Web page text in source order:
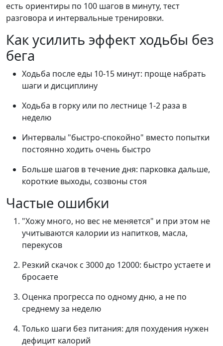
есть ориентиры по 100 шагов в минуту, тест
разговора и интервальные тренировки.
Как усилить эффект ходьбы без
бега
Ходьба после еды 10-15 минут: проще набрать
шаги и дисциплину
Ходьба в горку или по лестнице 1-2 раза в
неделю
Интервалы "быстро-спокойно" вместо попытки
постоянно ходить очень быстро
Больше шагов в течение дня: парковка дальше,
короткие выходы, созвоны стоя
Частые ошибки
"Хожу много, но вес не меняется" и при этом не
учитываются калории из напитков, масла,
перекусов
Резкий скачок с 3000 до 12000: быстро устаете и
бросаете
Оценка прогресса по одному дню, а не по
среднему за неделю
Только шаги без питания: для похудения нужен
дефицит калорий